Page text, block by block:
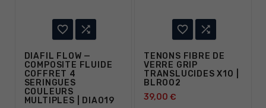
 
DIAFIL FLOW —
COMPOSITE FLUIDE
COFFRET 4
SERINGUES
COULEURS
MULTIPLES | DIA019
 
TENONS FIBRE DE
VERRE GRIP
TRANSLUCIDES X10 |
BLR002
39,00 €